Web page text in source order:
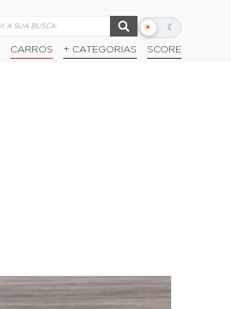
☀ ☾
Alternar
escuro
CARROS + CATEGORIAS SCORE